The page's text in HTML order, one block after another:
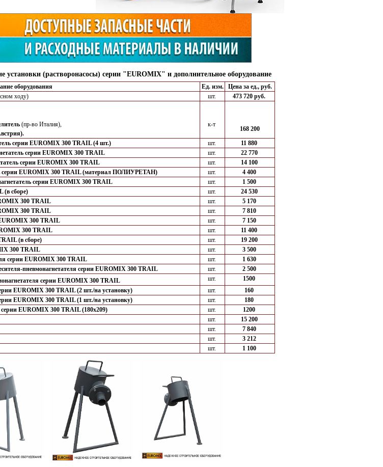
установки (растворонасосы) серии "EUROMIX" и дополнительное оборудование
оборудования Ед. изм.
Цена за ед., руб.
ходу) шт.
473 720 руб.
(пр-во Италия),
к-т
168 200
серии EUROMIX 300 TRAIL (4 шт.) шт.
11 880
серии EUROMIX 300 TRAIL шт.
22 770
серии EUROMIX 300 TRAIL шт.
14 100
серии EUROMIX 300 TRAIL (материал ПОЛИУРЕТАН) шт.
4 400
серии EUROMIX 300 TRAIL шт.
1 500
(в сборе) шт.
24 530
300 TRAIL шт.
5 170
300 TRAIL шт.
7 810
EUROMIX 300 TRAIL шт.
7 150
300 TRAIL шт.
11 400
(в сборе) шт.
19 200
300 TRAIL шт.
3 500
серии EUROMIX 300 TRAIL шт.
1 630
пневмонагнетателя серии EUROMIX 300 TRAIL шт.
2 500
серии EUROMIX 300 TRAIL шт.
1500
EUROMIX 300 TRAIL (2 шт./на установку) шт.
160
EUROMIX 300 TRAIL (1 шт./на установку) шт.
180
EUROMIX 300 TRAIL (180х209) шт.
1200
шт.
15 200
шт.
7 840
шт.
3 212
шт. 1 100